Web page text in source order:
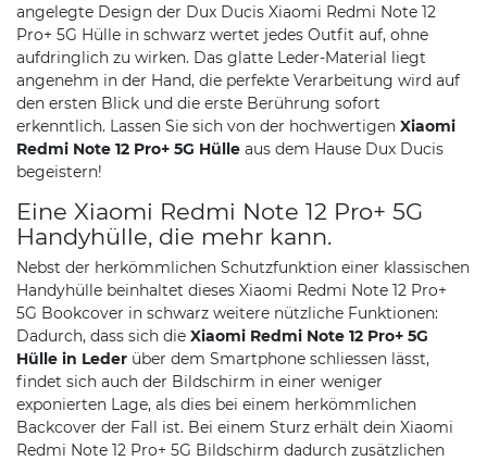
angelegte Design der Dux Ducis Xiaomi Redmi Note 12
Pro+ 5G Hülle in schwarz wertet jedes Outfit auf, ohne
aufdringlich zu wirken. Das glatte Leder-Material liegt
angenehm in der Hand, die perfekte Verarbeitung wird auf
den ersten Blick und die erste Berührung sofort
erkenntlich. Lassen Sie sich von der hochwertigen Xiaomi
Redmi Note 12 Pro+ 5G Hülle aus dem Hause Dux Ducis
begeistern!
Eine Xiaomi Redmi Note 12 Pro+ 5G
Handyhülle, die mehr kann.
Nebst der herkömmlichen Schutzfunktion einer klassischen
Handyhülle beinhaltet dieses Xiaomi Redmi Note 12 Pro+
5G Bookcover in schwarz weitere nützliche Funktionen:
Dadurch, dass sich die Xiaomi Redmi Note 12 Pro+ 5G
Hülle in Leder über dem Smartphone schliessen lässt,
findet sich auch der Bildschirm in einer weniger
exponierten Lage, als dies bei einem herkömmlichen
Backcover der Fall ist. Bei einem Sturz erhält dein Xiaomi
Redmi Note 12 Pro+ 5G Bildschirm dadurch zusätzlichen